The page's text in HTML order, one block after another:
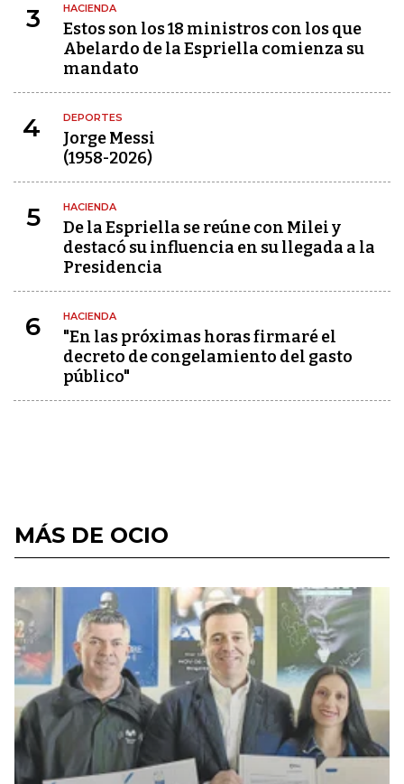
3 HACIENDA
Estos son los 18 ministros con los que
Abelardo de la Espriella comienza su
mandato
4 DEPORTES
Jorge Messi
(1958-2026)
5 HACIENDA
De la Espriella se reúne con Milei y
destacó su influencia en su llegada a la
Presidencia
6 HACIENDA
"En las próximas horas firmaré el
decreto de congelamiento del gasto
público"
MÁS DE OCIO